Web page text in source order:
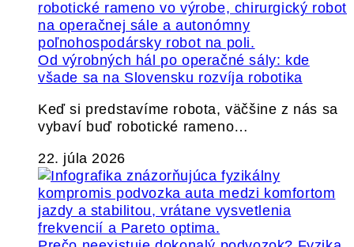
Od výrobných hál po operačné sály: kde
všade sa na Slovensku rozvíja robotika
Keď si predstavíme robota, väčšine z nás sa
vybaví buď robotické rameno…
22. júla 2026